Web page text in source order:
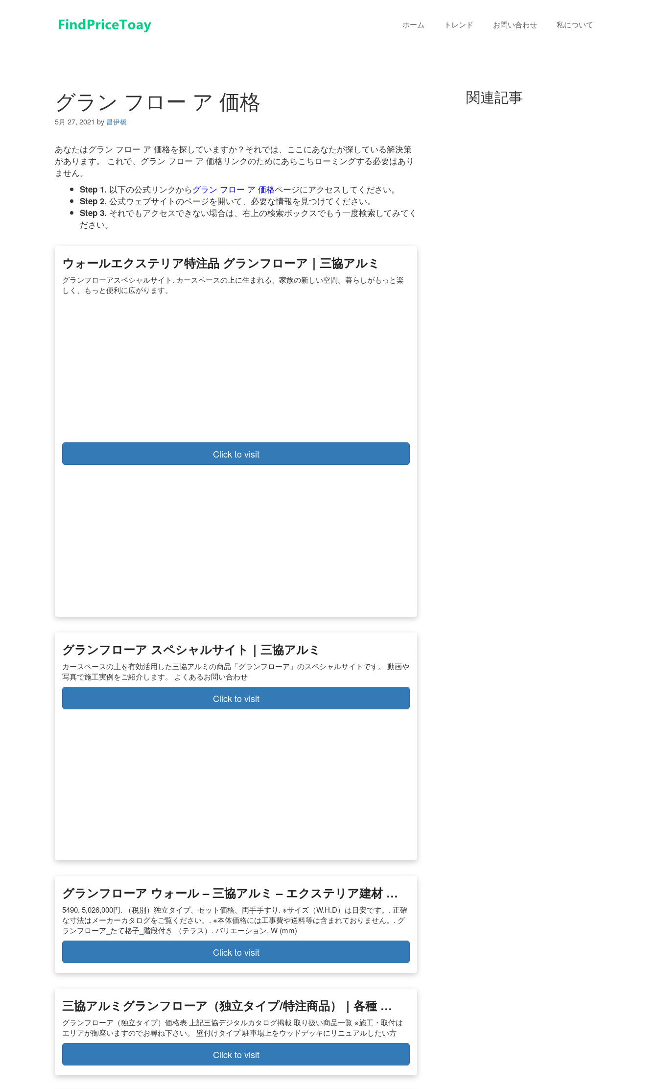
ホーム トレンド お問い合わせ 私について
グラン フロー ア 価格
5月 27, 2021 by 昌伊橋
あなたはグラン フロー ア 価格を探していますか？それでは、ここにあなたが探している解決策
があります。 これで、グラン フロー ア 価格リンクのためにあちこちローミングする必要はあり
ません。
Step 1. 以下の公式リンクからグラン フロー ア 価格ページにアクセスしてください。
Step 2. 公式ウェブサイトのページを開いて、必要な情報を見つけてください。
Step 3. それでもアクセスできない場合は、右上の検索ボックスでもう一度検索してみてく
ださい。
ウォールエクステリア特注品 グランフローア｜三協アルミ
グランフローアスペシャルサイト. カースペースの上に生まれる、家族の新しい空間。暮らしがもっと楽
しく、もっと便利に広がります。
Click to visit
グランフローア スペシャルサイト｜三協アルミ
カースペースの上を有効活用した三協アルミの商品「グランフローア」のスペシャルサイトです。 動画や
写真で施工実例をご紹介します。 よくあるお問い合わせ
Click to visit
グランフローア ウォール – 三協アルミ – エクステリア建材 …
5490. 5,026,000円. （税別）独立タイプ、セット価格、両手手すり. ※サイズ（W.H.D）は目安です。. 正確
な寸法はメーカーカタログをご覧ください。. ※本体価格には工事費や送料等は含まれておりません。. グ
ランフローア_たて格子_階段付き （テラス）. バリエーション. W (mm)
Click to visit
三協アルミグランフローア（独立タイプ/特注商品）｜各種 …
グランフローア（独立タイプ）価格表 上記三協デジタルカタログ掲載 取り扱い商品一覧 ※施工・取付は
エリアが御座いますのでお尋ね下さい。 壁付けタイプ 駐車場上をウッドデッキにリニュアルしたい方
Click to visit
関連記事